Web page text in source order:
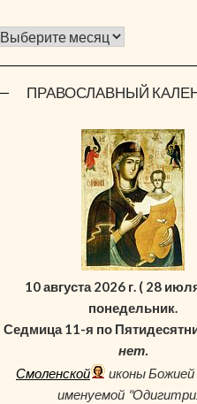
Архив новостей
ПРАВОСЛАВНЫЙ
10 августа 2026 г. ( 28
понедельник.
Седмица 11-я по
нет.
Смоленской
иконы
именуемой